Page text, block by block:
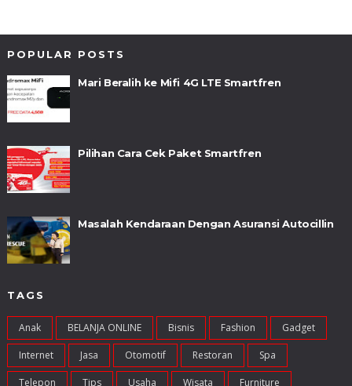
POPULAR POSTS
Mari Beralih ke Mifi 4G LTE Smartfren
Pilihan Cara Cek Paket Smartfren
Masalah Kendaraan Dengan Asuransi Autocillin
TAGS
Anak BELANJA ONLINE Bisnis Fashion Gadget
Internet Jasa Otomotif Restoran Spa
Telepon Tips Usaha Wisata Furniture